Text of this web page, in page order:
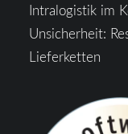
Intralogistik im
Unsicherheit:
Lieferketten